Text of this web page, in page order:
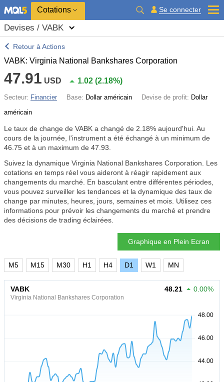
Cotations Se connecter
Devises / VABK
Retour à Actions
VABK: Virginia National Bankshares Corporation
47.91 USD 1.02 (2.18%)
Secteur: Financier Base: Dollar américain Devise de profit: Dollar
américain
Le taux de change de VABK a changé de 2.18% aujourd'hui. Au
cours de la journée, l'instrument a été échangé à un minimum de
46.75 et à un maximum de 47.93.
Suivez la dynamique Virginia National Bankshares Corporation. Les
cotations en temps réel vous aideront à réagir rapidement aux
changements du marché. En basculant entre différentes périodes,
vous pouvez surveiller les tendances et la dynamique des taux de
change par minutes, heures, jours, semaines et mois. Utilisez ces
informations pour prévoir les changements du marché et prendre
des décisions de trading éclairées.
Graphique en Plein Ecran
M5 M15 M30 H1 H4 D1 W1 MN
VABK
Virginia National Bankshares Corporation
48.21 0.00%